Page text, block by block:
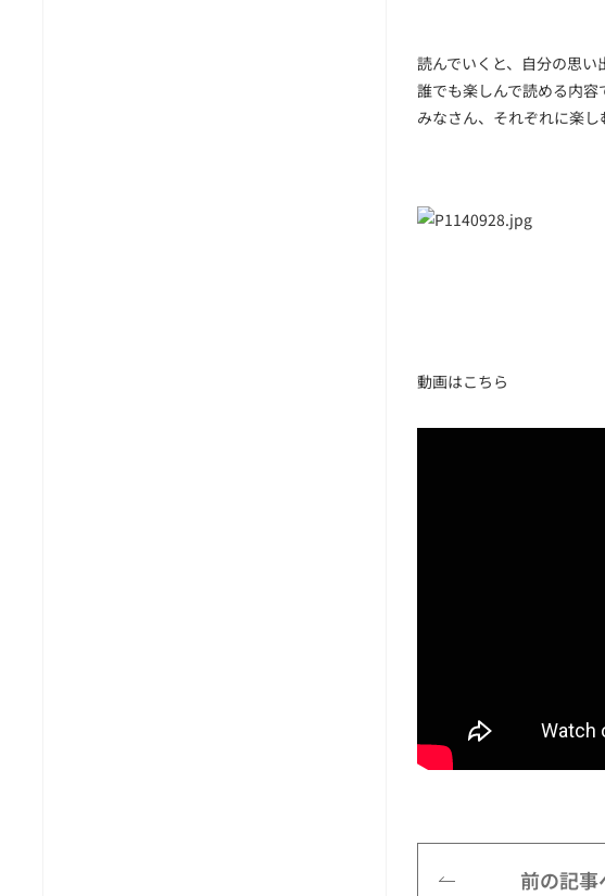
読んでいくと、自分の思い
誰でも楽しんで読める内
みなさん、それぞれに楽し
動画はこちら
前の記事